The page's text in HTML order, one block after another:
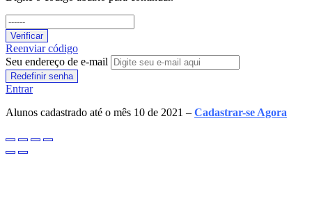
Verificar
Reenviar código
Seu endereço de e-mail
Redefinir senha
Entrar
Alunos cadastrado até o mês 10 de 2021 – Cadastrar-se Agora